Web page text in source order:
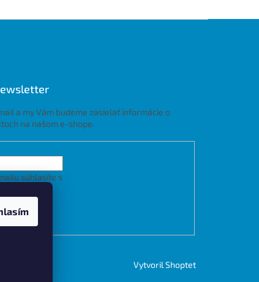
a my Vám budeme zasielať informácie o
na našom e-shope.
súhlasíte s
SA
Vytvoril Shoptet